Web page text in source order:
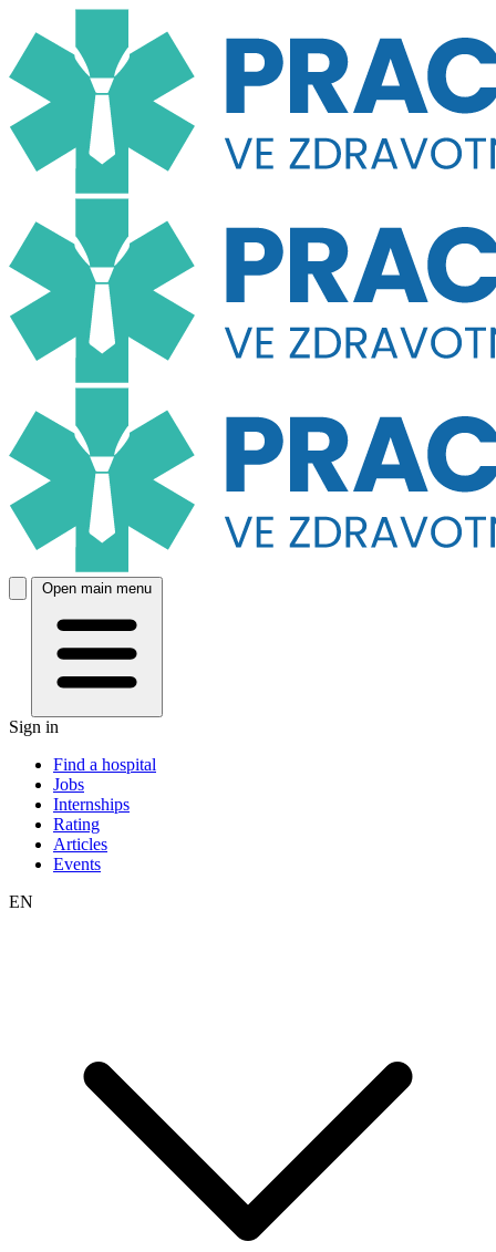
Open main menu
Sign in
Find a hospital
Jobs
Internships
Rating
Articles
Events
EN